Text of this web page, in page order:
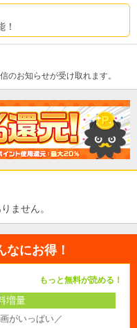
のお知らせが受け取れます。
ません。
なにお得！
もっと無料が読める！
増量
がいっぱい／